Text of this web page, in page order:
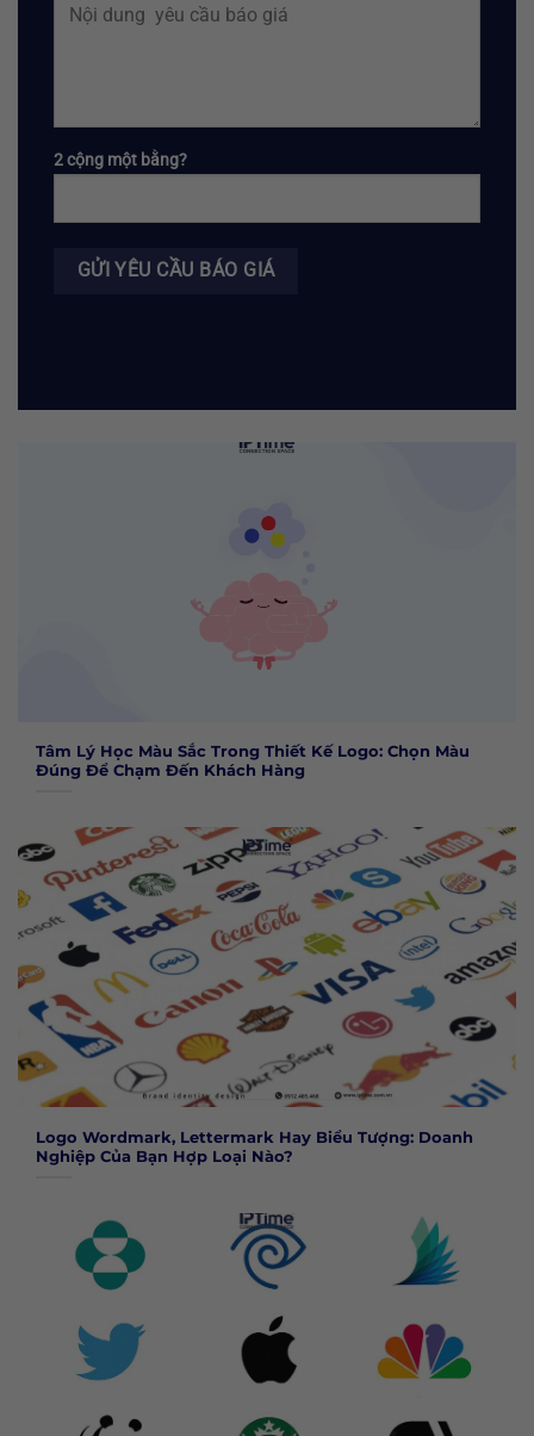
2 cộng một bằng?
Tâm Lý Học Màu Sắc Trong Thiết Kế Logo: Chọn Màu
Đúng Để Chạm Đến Khách Hàng
Logo Wordmark, Lettermark Hay Biểu Tượng: Doanh
Nghiệp Của Bạn Hợp Loại Nào?